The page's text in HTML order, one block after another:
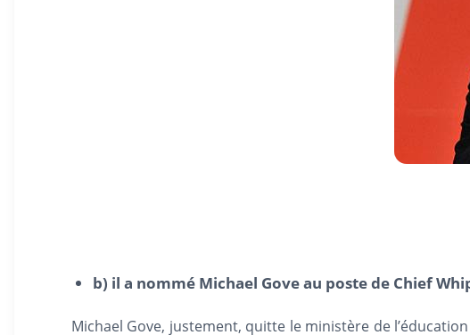
b) il a nommé Michael Gove au poste de Chief
Michael Gove, justement, quitte le ministère de